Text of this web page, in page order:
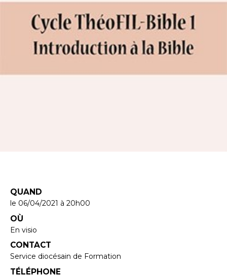
QUAND
le 06/04/2021 à 20h00
OÙ
En visio
CONTACT
Service diocésain de Formation
TÉLÉPHONE